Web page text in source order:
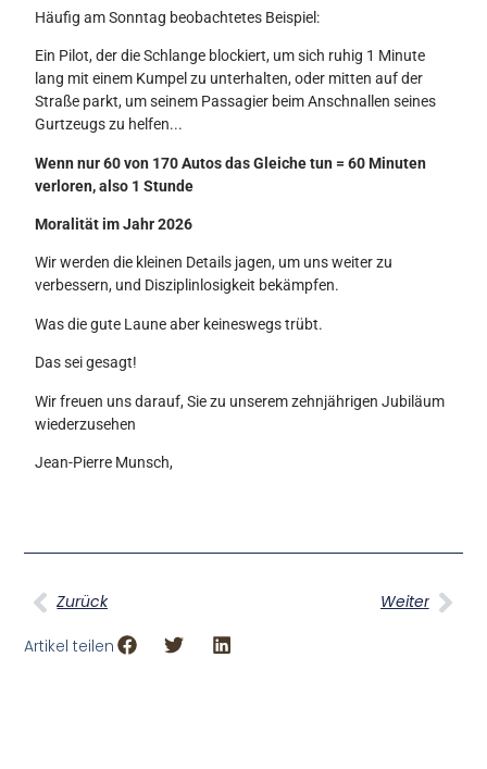
Häufig am Sonntag beobachtetes Beispiel:
Ein Pilot, der die Schlange blockiert, um sich ruhig 1 Minute
lang mit einem Kumpel zu unterhalten, oder mitten auf der
Straße parkt, um seinem Passagier beim Anschnallen seines
Gurtzeugs zu helfen...
Wenn nur 60 von 170 Autos das Gleiche tun = 60 Minuten
verloren, also 1 Stunde
Moralität im Jahr 2026
Wir werden die kleinen Details jagen, um uns weiter zu
verbessern, und Disziplinlosigkeit bekämpfen.
Was die gute Laune aber keineswegs trübt.
Das sei gesagt!
Wir freuen uns darauf, Sie zu unserem zehnjährigen Jubiläum
wiederzusehen
Jean-Pierre Munsch,
Zurück Weiter
Artikel teilen